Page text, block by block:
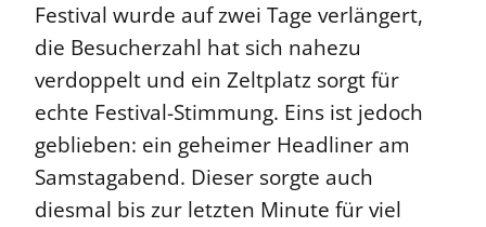
Festival wurde auf zwei Tage verlängert,
die Besucherzahl hat sich nahezu
verdoppelt und ein Zeltplatz sorgt für
echte Festival-Stimmung. Eins ist jedoch
geblieben: ein geheimer Headliner am
Samstagabend. Dieser sorgte auch
diesmal bis zur letzten Minute für viel